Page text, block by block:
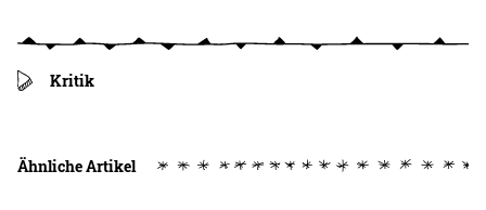
Kritik
Ähnliche Artikel